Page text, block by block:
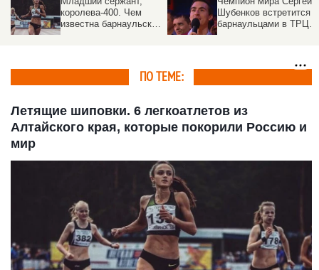
королева-400. Чем
известна барнаульская
Шубенков встретится с
барнаульцами в ТРЦ
ПО ТЕМЕ:
Летящие шиповки. 6 легкоатлетов из
Алтайского края, которые покорили Россию и
мир